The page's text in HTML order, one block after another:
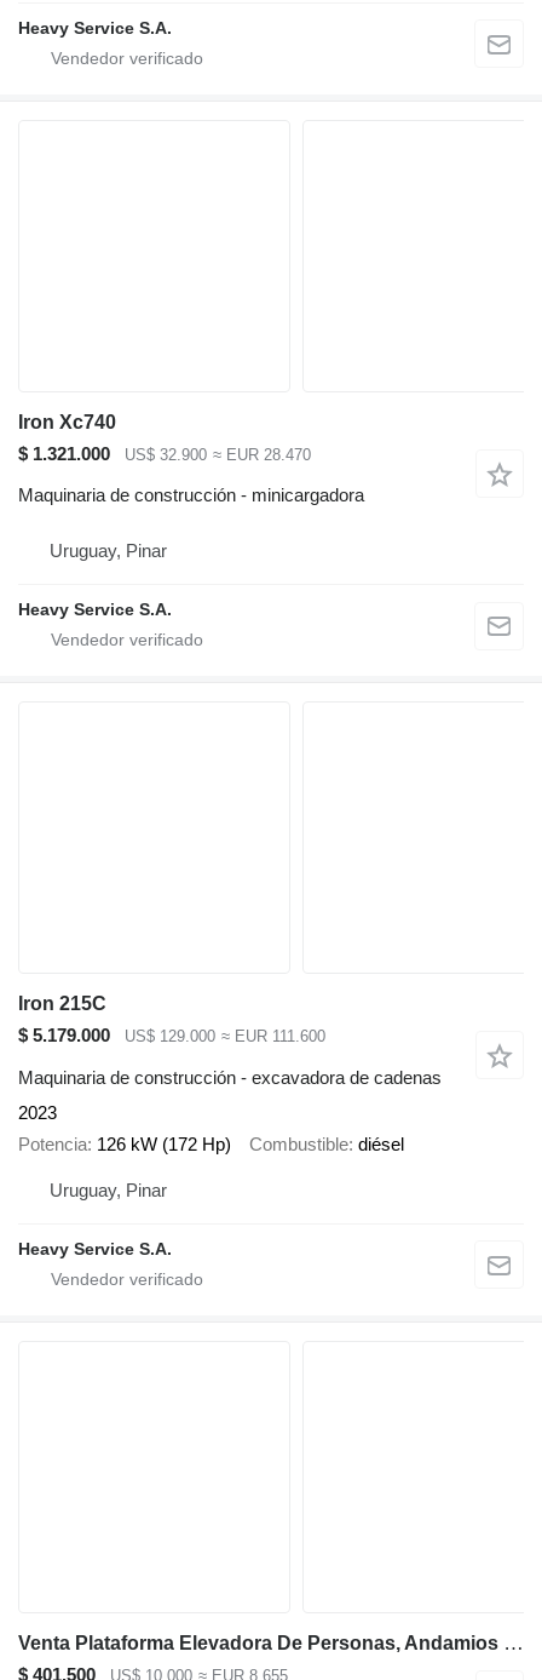
Heavy Service S.A.
Iron Xc740
$ 1.321.000
US$ 32.900 ≈ EUR 28.470
Maquinaria de construcción - minicargadora
Uruguay, Pinar
Heavy Service S.A.
Iron 215C
$ 5.179.000
US$ 129.000 ≈ EUR 111.600
Maquinaria de construcción - excavadora de cadenas
2023
Potencia 126 kW (172 Hp) Combustible diésel
Uruguay, Pinar
Heavy Service S.A.
Venta Plataforma Elevadora De Personas, Andamios Electrico
$ 401.500 US$ 10.000 ≈ EUR 8.655